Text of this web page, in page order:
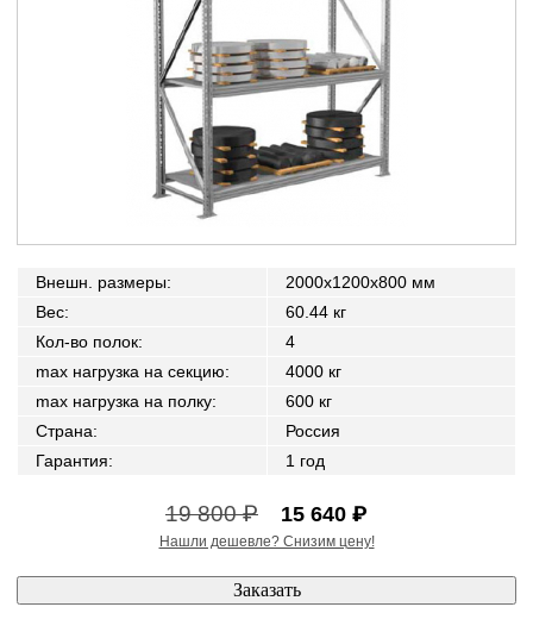
Внешн. размеры:
2000x1200x800 мм
Вес:
60.44 кг
Кол-во полок:
4
max нагрузка на секцию:
4000 кг
max нагрузка на полку:
600 кг
Страна:
Россия
Гарантия: 1 год
19 800 ₽ 15 640 ₽
Нашли дешевле? Снизим цену!